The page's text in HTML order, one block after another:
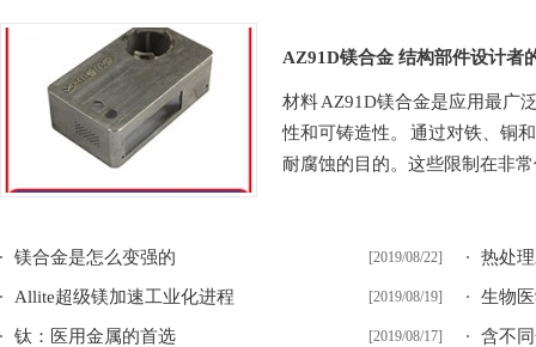
AZ91D镁合金 结构部件设计者
材料 AZ91D镁合金是应用最广
性和可铸造性。 通过对铁、铜
耐腐蚀的目的。这些限制在非
[2019/08/22]
镁合金是怎么变强的 热处
[2019/08/19]
Allite超级镁加速工业化进程 生物
[2019/08/17]
钛：医用金属的首选 含不